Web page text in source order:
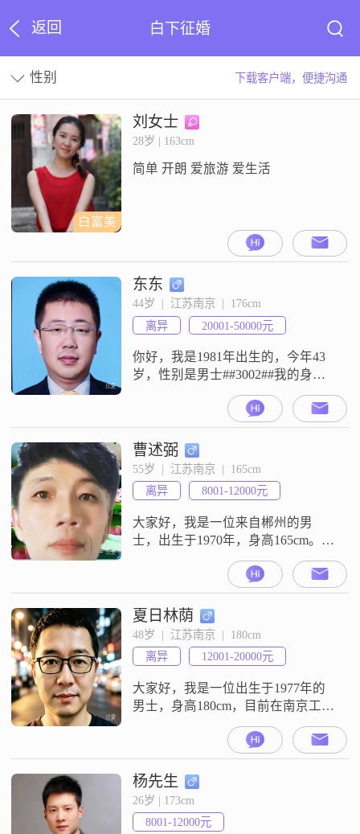
返回 白下征婚
性别 下载客户端，便捷沟通
白富美
刘女士
28岁 | 163cm
简单 开朗 爱旅游 爱生活
东东
44岁  |  江苏南京  |  176cm
离异
20001-50000元
你好，我是1981年出生的，今年43
岁，性别是男士##3002##我的身高
是176cm，目前的工作地在南京，学
历是大学本科，月收入在20001元到
50000元之间##3002##我是一个稳重
可靠的人，性格外向健谈，平时沟
通起来比较顺畅##3002##在生活
上，我以家庭为重，觉得家是生活
的核心##3002##我为人真诚可
曹述弼
55岁  |  江苏南京  |  165cm
离异
8001-12000元
大家好，我是一位来自郴州的男
士，出生于1970年，身高165cm。我
的月收入在8001到12000元之间，目
前从事着一份稳定的工作。虽然我
的学历是中专，但我一直保持着学
习的热情，努力提升自己的能力。
我性格稳重可靠，幽默风趣，喜欢
与人交流。在生活中，我真诚待
人，乐于助人，总是以积极的态度
面对生活中的挑战。我非常重视事
业成
夏日林荫
48岁  |  江苏南京  |  180cm
离异
12001-20000元
大家好，我是一位出生于1977年的
男士，身高180cm，目前在南京工作
##3002##我拥有博士学位，平时喜
欢看电影和玩电子游戏，也喜欢外
出旅行和登山徒步##3002##我觉得
自己是一个稳重可靠的人，做事有
责任感，对家庭非常重视##3002##
在生活中，我比较幽默风趣，善于
与人沟通，能够耐心包容他人的不
杨先生
26岁 | 173cm
8001-12000元